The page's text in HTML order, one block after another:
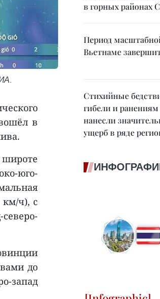
в
широте
юго-
км/ч), с
до
запад
в горных районах
Период
Вьетнаме
Стихийные
гибели и ранениям
нанесли
ущерб в ряде